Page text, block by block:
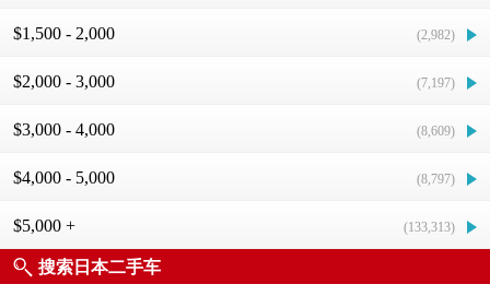
$1,500 - 2,000 (2,982)
$2,000 - 3,000 (7,197)
$3,000 - 4,000 (8,609)
$4,000 - 5,000 (8,797)
$5,000 + (133,313)
搜索日本二手车